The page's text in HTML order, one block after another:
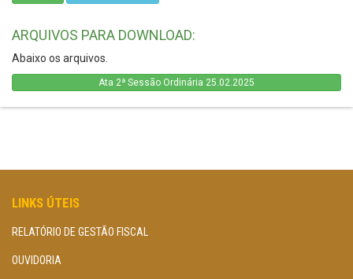
ARQUIVOS PARA DOWNLOAD:
Abaixo os arquivos.
Ata 2ª Sessão Ordinária 25.02.2025
LINKS ÚTEIS
RELATÓRIO DE GESTÃO FISCAL
OUVIDORIA